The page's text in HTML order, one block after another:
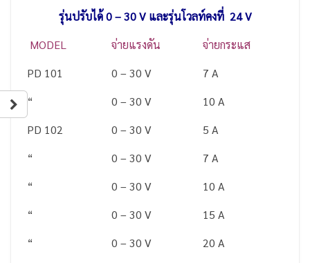
รุ่นปรับได้ 0 – 30 V และรุ่นโวลท์คงที่ 24 V
MODEL
จ่ายแรงดัน
จ่ายกระแส
PD 101
0 – 30 V
7 A
“
0 – 30 V
10 A
PD 102
0 – 30 V
5 A
“
0 – 30 V
7 A
“
0 – 30 V
10 A
“
0 – 30 V
15 A
“
0 – 30 V
20 A